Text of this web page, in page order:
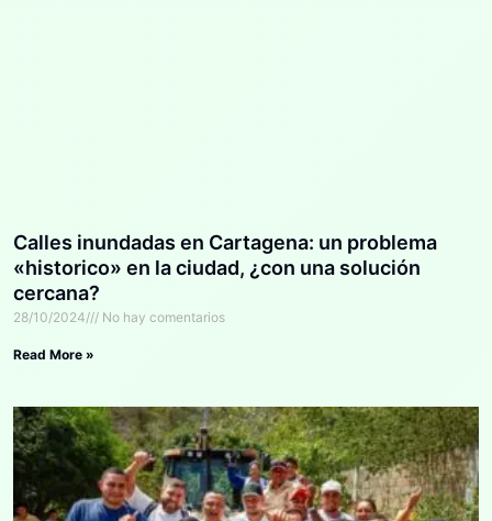
Calles inundadas en Cartagena: un problema
«historico» en la ciudad, ¿con una solución
cercana?
28/10/2024 No hay comentarios
Read More »